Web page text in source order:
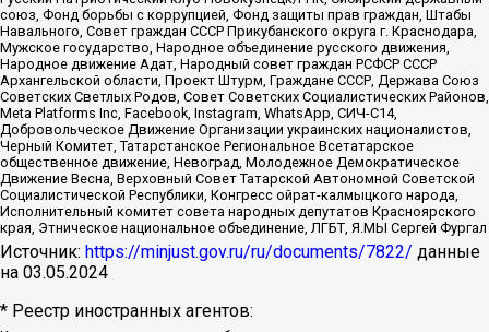
союз, Фонд борьбы с коррупцией, Фонд защиты прав граждан, Штабы
Навального, Совет граждан СССР Прикубанского округа г. Краснодара,
Мужское государство, Народное объединение русского движения,
Народное движение Адат, Народный совет граждан РСФСР СССР
Архангельской области, Проект Штурм, Граждане СССР, Держава Союз
Советских Светлых Родов, Совет Советских Социалистических Районов,
Meta Platforms Inc, Facebook, Instagram, WhatsApp, СИЧ-С14,
Добровольческое Движение Организации украинских националистов,
Черный Комитет, Татарстанское Региональное Всетатарское
общественное движение, Невоград, Молодежное Демократическое
Движение Весна, Верховный Совет Татарской Автономной Советской
Социалистической Республики, Конгресс ойрат-калмыцкого народа,
Исполнительный комитет совета народных депутатов Красноярского
края, Этническое национальное объединение, ЛГБТ, Я.МЫ Сергей Фургал
Источник: https://minjust.gov.ru/ru/documents/7822/ данные
на 03.05.2024
* Реестр иностранных агентов: